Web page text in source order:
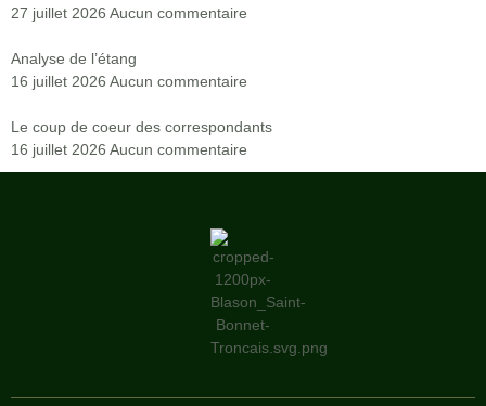
27 juillet 2026 Aucun commentaire
Analyse de l’étang
16 juillet 2026 Aucun commentaire
Le coup de coeur des correspondants
16 juillet 2026 Aucun commentaire